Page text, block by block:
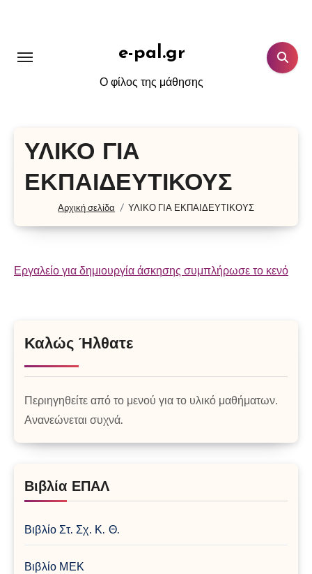
e-pal.gr
Ο φίλος της μάθησης
ΥΛΙΚΟ ΓΙΑ
ΕΚΠΑΙΔΕΥΤΙΚΟΥΣ
Αρχική σελίδα ΥΛΙΚΟ ΓΙΑ ΕΚΠΑΙΔΕΥΤΙΚΟΥΣ
Εργαλείο για δημιουργία άσκησης συμπλήρωσε το κενό
Καλώς Ήλθατε
Περιηγηθείτε από το μενού για το υλικό μαθήματων.
Ανανεώνεται συχνά.
Βιβλία ΕΠΑΛ
Βιβλίο Στ. Σχ. Κ. Θ.
Βιβλίο ΜΕΚ